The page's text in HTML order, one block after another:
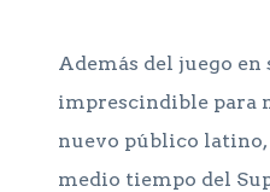
Además del juego en
imprescindible para
nuevo público latino,
medio tiempo del